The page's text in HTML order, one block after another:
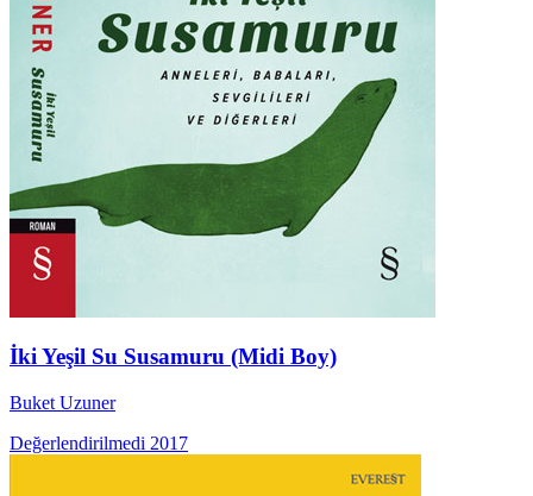
İki Yeşil Su Susamuru (Midi Boy)
Buket Uzuner
Değerlendirilmedi 2017